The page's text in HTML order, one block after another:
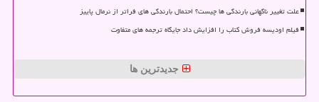
علت تغییر ناگهانی بارندگی ها چیست؟ احتمال بارندگی های فراتر از نرمال پاییز
فیلم اودیسه فروش کتاب را افزایش داد جایگاه ترجمه های متفاوت
جدیدترین ها